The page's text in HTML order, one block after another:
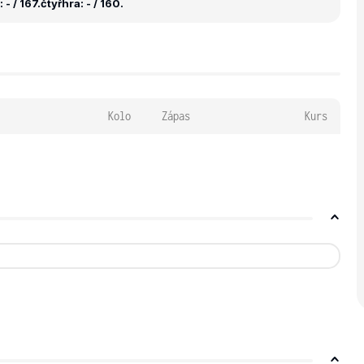
- / 167.čtyřhra: - / 160.
Kolo Zápas Kurs